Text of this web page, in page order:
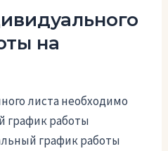
на
листа необходимо
график работы
график работы